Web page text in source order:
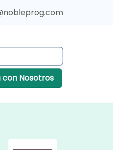
Nosotros